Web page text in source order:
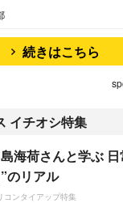
続きはこちら
イチオシ特集
海荷さんと学ぶ
のリアル
コンタイアップ特集